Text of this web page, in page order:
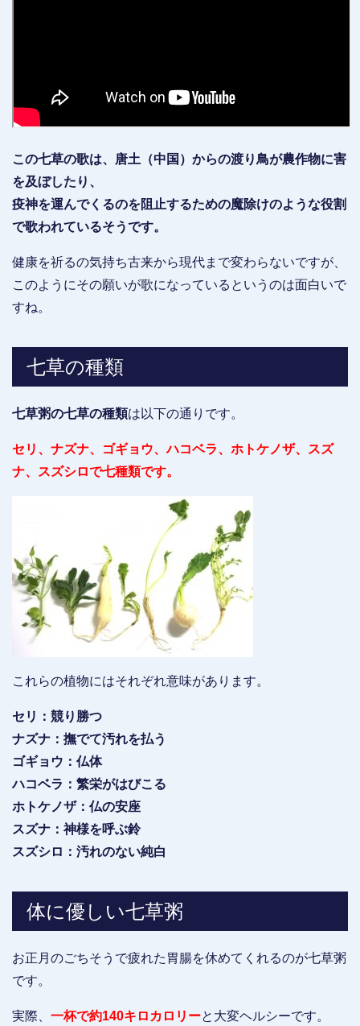
この七草の歌は、唐土（中国）からの渡り鳥が農作物に害
を及ぼしたり、
疫神を運んでくるのを阻止するための魔除けのような役割
で歌われているそうです。
健康を祈るの気持ち古来から現代まで変わらないですが、
このようにその願いが歌になっているというのは面白いで
すね。
七草の種類
七草粥の七草の種類は以下の通りです。
セリ、ナズナ、ゴギョウ、ハコベラ、ホトケノザ、スズ
ナ、スズシロで七種類です。
これらの植物にはそれぞれ意味があります。
セリ：競り勝つ
ナズナ：撫でて汚れを払う
ゴギョウ：仏体
ハコベラ：繁栄がはびこる
ホトケノザ：仏の安座
スズナ：神様を呼ぶ鈴
スズシロ：汚れのない純白
体に優しい七草粥
お正月のごちそうで疲れた胃腸を休めてくれるのが七草粥
です。
実際、 一杯で約140キロカロリーと大変ヘルシーです。